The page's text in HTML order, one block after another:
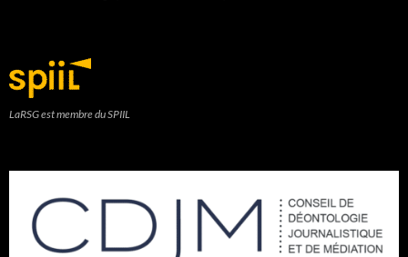
LaRSG est membre du SPIIL